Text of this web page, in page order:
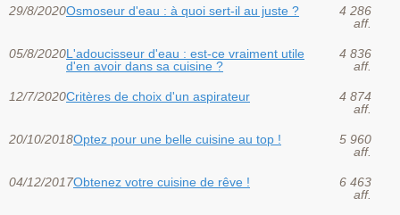
29/8/2020Osmoseur d'eau : à quoi sert-il au juste ?
4 286
aff.
05/8/2020L'adoucisseur d'eau : est-ce vraiment utile
d'en avoir dans sa cuisine ?
4 836
aff.
12/7/2020Critères de choix d'un aspirateur
4 874
aff.
20/10/2018Optez pour une belle cuisine au top !
5 960
aff.
04/12/2017Obtenez votre cuisine de rêve !
6 463
aff.